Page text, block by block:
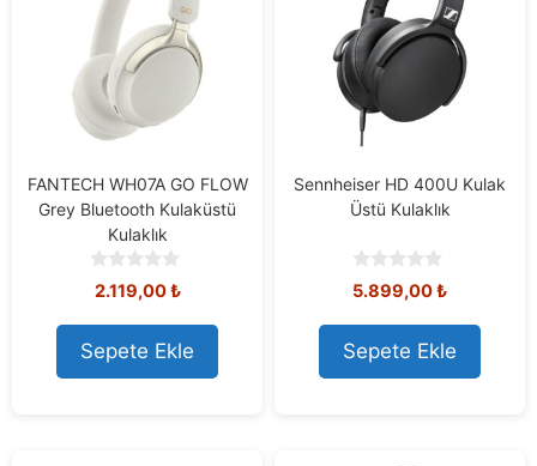
FANTECH WH07A GO FLOW
Grey Bluetooth Kulaküstü
Kulaklık
0
o
u
t
o
f
2.119,00₺
Sepete Ekle
Sennheiser HD 400U Kulak
Üstü Kulaklık
0
o
u
t
o
f
5.899,00₺
Sepete Ekle